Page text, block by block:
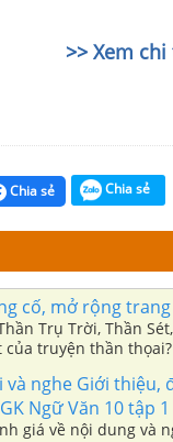
>> Xem
Chia sẻ Chia sẻ
cố, mở rộng
Trụ Trời, Thần
của truyện thần thọai?
và nghe Giới
Ngữ Văn 10 tập
giá về nội dung và